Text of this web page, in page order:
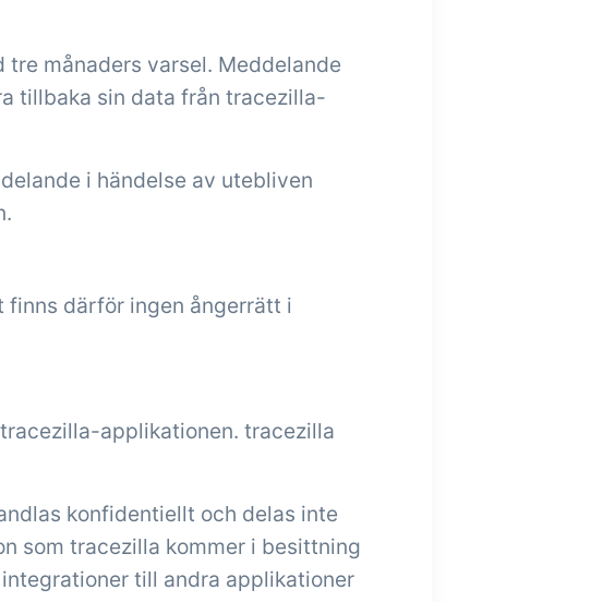
månaders varsel. Meddelande
tillbaka sin data från tracezilla-
i händelse av utebliven
finns därför ingen ångerrätt i
applikationen. tracezilla
konfidentiellt och delas inte
som tracezilla kommer i besittning
till andra applikationer